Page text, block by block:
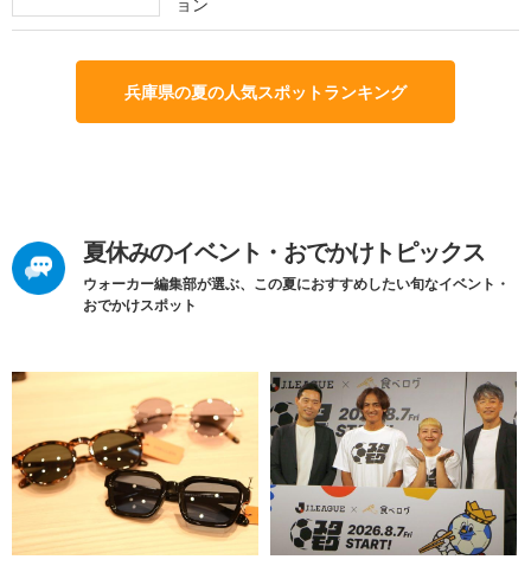
兵庫県の夏の人気スポットランキング
夏休みのイベント・おでかけトピックス
ウォーカー編集部が選ぶ、この夏におすすめしたい旬なイベント・
おでかけスポット